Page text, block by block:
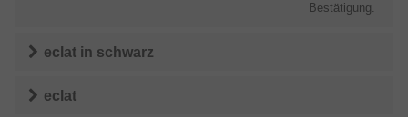
Bestätigung.
eclat in schwarz
eclat